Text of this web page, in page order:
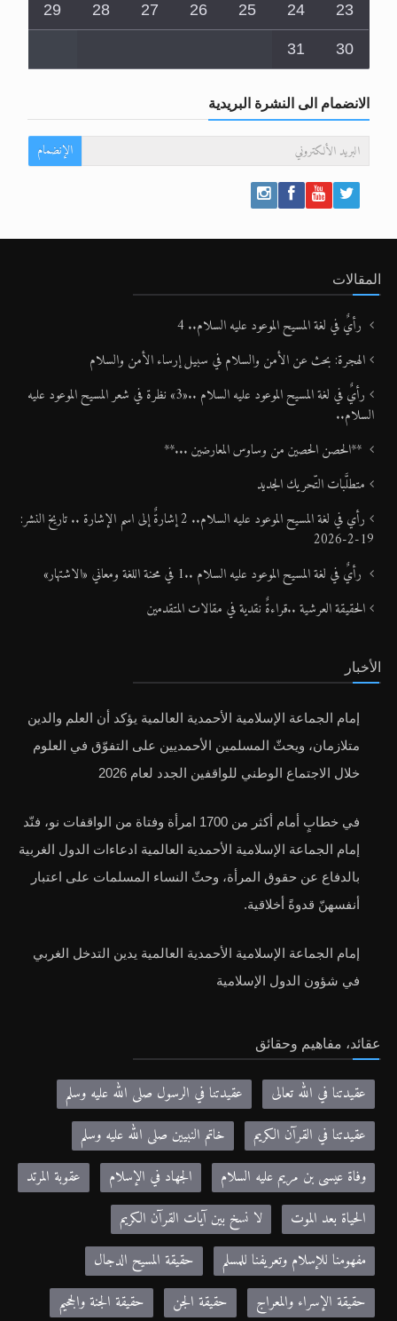
23
24
25
26
27
28
29
30
31
الانضمام الى النشرة البريدية
الإنضمام
المقالات
رأيٌ في لغة المسيح الموعود عليه السلام.. 4
الهجرة: بحث عن الأمن والسلام في سبيل إرساء الأمن والسلام
رأيٌ في لغة المسيح الموعود عليه السلام ..«3» نظرة في شعر المسيح الموعود عليه
السلام..
**الحصن الحصين من وساوس المعارضين ...**
متطلَّبات التّحريك الجديد
رأي في لغة المسيح الموعود عليه السلام.. 2 إشارةٌ إلى اسم الإشارة .. تاريخ النشر:
19-2-2026
رأيٌ في لغة المسيح الموعود عليه السلام ..1 في محنة اللغة ومعاني «الاشتهار»
الحقيقة العرشية ..قراءةٌ نقدية في مقالات المتقدمين
الأخبار
إمام الجماعة الإسلامية الأحمدية العالمية يؤكد أن العلم والدين
متلازمان، ويحثّ المسلمين الأحمديين على التفوّق في العلوم
خلال الاجتماع الوطني للواقفين الجدد لعام 2026
في خطابٍ أمام أكثر من 1700 امرأة وفتاة من الواقفات نو، فنّد
إمام الجماعة الإسلامية الأحمدية العالمية ادعاءات الدول الغربية
بالدفاع عن حقوق المرأة، وحثّ النساء المسلمات على اعتبار
أنفسهنّ قدوةً أخلاقية.
إمام الجماعة الإسلامية الأحمدية العالمية يدين التدخل الغربي
في شؤون الدول الإسلامية
عقائد، مفاهيم وحقائق
عقيدتنا في الله تعالى
عقيدتنا في الرسول صلى الله عليه وسلم
عقيدتنا في القرآن الكريم
خاتم النبيين صلى الله عليه وسلم
وفاة عيسى بن مريم عليه السلام
الجهاد في الإسلام
عقوبة المرتد
الحياة بعد الموت
لا نسخ بين آيات القرآن الكريم
مفهومنا للإسلام وتعريفنا للمسلم
حقيقة المسيح الدجال
حقيقة الإسراء والمعراج
حقيقة الجن حقيقة الجنة والجحيم